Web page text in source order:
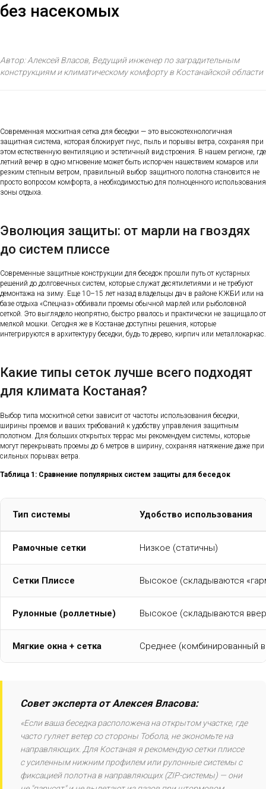
без насекомых
Автор: Алексей Власов, Ведущий инженер по заградительным
конструкциям и климатическому комфорту в Костанайской области
Современная москитная сетка для беседки — это высокотехнологичная
защитная система, которая блокирует гнус, пыль и порывы ветра, сохраняя при
этом естественную вентиляцию и эстетичный вид строения. В нашем регионе, где
летний вечер в одно мгновение может быть испорчен нашествием комаров или
резким степным ветром, правильный выбор защитного полотна становится не
просто вопросом комфорта, а необходимостью для полноценного использования
зоны отдыха.
Эволюция защиты: от марли на гвоздях
до систем плиссе
Современные защитные конструкции для беседок прошли путь от кустарных
решений до долговечных систем, которые служат десятилетиями и не требуют
демонтажа на зиму. Еще 10–15 лет назад владельцы дач в районе КЖБИ или на
базе отдыха «Спецназ» оббивали проемы обычной марлей или рыболовной
сеткой. Это выглядело неопрятно, быстро рвалось и практически не защищало от
мелкой мошки. Сегодня же в Костанае доступны решения, которые
интегрируются в архитектуру беседки, будь то дерево, кирпич или металлокаркас.
Какие типы сеток лучше всего подходят
для климата Костаная?
Выбор типа москитной сетки зависит от частоты использования беседки,
ширины проемов и ваших требований к удобству управления защитным
полотном. Для больших открытых террас мы рекомендуем системы, которые
могут перекрывать проемы до 6 метров в ширину, сохраняя натяжение даже при
сильных порывах ветра.
Таблица 1: Сравнение популярных систем защиты для беседок
Тип системы Удобство использования
Рамочные сетки Низкое (статичны)
Сетки Плиссе Высокое (складываются
Рулонные (роллетные) Высокое (складываются
Мягкие окна + сетка Среднее (комбинированный
Совет эксперта от Алексея Власова:
«Если ваша беседка расположена на открытом участке, где
часто гуляет ветер со стороны Тобола, не экономьте на
направляющих. Для Костаная я рекомендую сетки плиссе
с усиленным нижним профилем или рулонные системы с
фиксацией полотна в направляющих (ZIP-системы) — они